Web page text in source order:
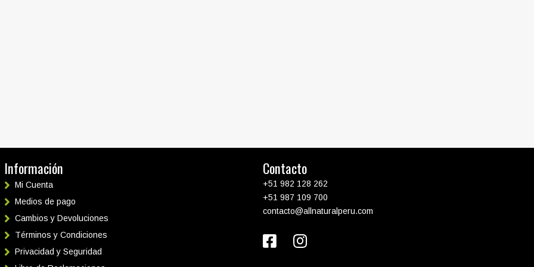
Información
Mi Cuenta
Medios de pago
Cambios y Devoluciones
Términos y Condiciones
Privacidad y Seguridad
Contacto
+51 982 128 262
+51 987 109 700
contacto@allnaturalperu.com